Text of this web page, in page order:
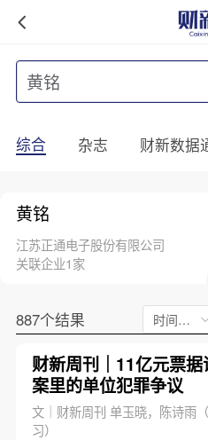
综合 杂志 财新数据
黄铭
江苏正通电子股份有限公司
关联企业1家
887个结果 时间不限
财新周刊｜11亿元票据
案里的单位犯罪争议
文｜财新周刊 单玉晓，陈诗雨
习）